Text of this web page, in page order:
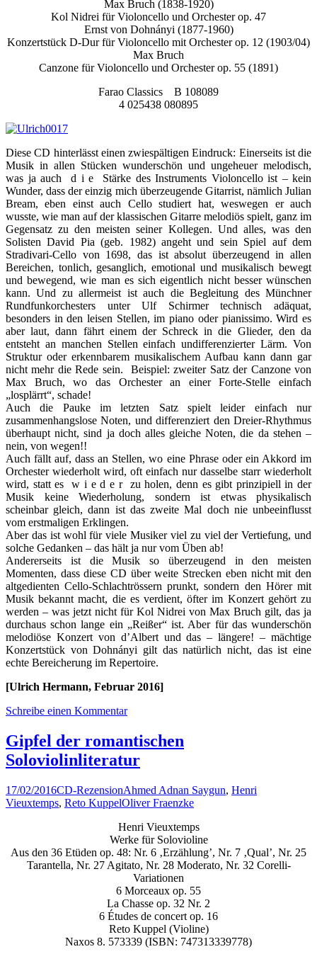
Max Bruch (1838-1920)
Kol Nidrei für Violoncello und Orchester op. 47
Ernst von Dohnányi (1877-1960)
Konzertstück D-Dur für Violoncello mit Orchester op. 12 (1903/04)
Max Bruch
Canzone für Violoncello und Orchester op. 55 (1891)
Farao Classics B 108089
4 025438 080895
Diese CD hinterlässt einen zwiespältigen Eindruck: Einerseits ist die
Musik in allen Stücken wunderschön und ungeheuer melodisch,
was ja auch d i e Stärke des Instruments Violoncello ist – kein
Wunder, dass der einzig mich überzeugende Gitarrist, nämlich Julian
Bream, eben einst auch Cello studiert hat, weswegen er auch
wusste, wie man auf der klassischen Gitarre melodiös spielt, ganz im
Gegensatz zu den meisten seiner Kollegen. Und alles, was den
Solisten David Pia (geb. 1982) angeht und sein Spiel auf dem
Stradivari-Cello von 1698, das ist absolut überzeugend in allen
Bereichen, tonlich, gesanglich, emotional und musikalisch bewegt
und bewegend, wie man es sich eigentlich nicht besser wünschen
kann. Und zu allermeist ist auch die Begleitung des Münchner
Rundfunkorchesters unter Ulf Schirmer technisch adäquat,
besonders in den leisen Stellen, im piano oder pianissimo. Wird es
aber laut, dann fährt einem der Schreck in die Glieder, den da
entsteht an manchen Stellen einfach undifferenzierter Lärm. Von
Struktur oder erkennbarem musikalischem Aufbau kann dann gar
nicht mehr die Rede sein. Beispiel: zweiter Satz der Canzone von
Max Bruch, wo das Orchester an einer Forte-Stelle einfach
„losplärrt“, schade!
Auch die Pauke im letzten Satz spielt leider einfach nur
zusammenhangslose Noten, und differenziert den Dreier-Rhythmus
überhaupt nicht, sind ja doch alles gleiche Noten, die da stehen –
nein, von wegen!!
Auch fällt auf, dass an Stellen, wo eine Phrase oder ein Akkord im
Orchester wiederholt wird, oft einfach nur dasselbe starr wiederholt
wird, statt es w i e d e r zu holen, denn es gibt prinzipiell in der
Musik keine Wiederholung, sondern ist etwas physikalisch
scheinbar gleich, dann ist das zweite Mal doch nie unbeeinflusst
vom erstmaligen Erklingen.
Aber das ist wohl für viele Musiker viel zu viel der Vertiefung, und
solche Gedanken – das hält ja nur vom Üben ab!
Andererseits ist die Musik so überzeugend in den meisten
Momenten, dass diese CD über weite Strecken eben nicht mit den
altgedienten Cello-Schlachtrössern prunkt, sondern den Hörer mit
Musik bekannt macht, die es verdient, öfter im Konzert gehört zu
werden – was jetzt nicht für Kol Nidrei von Max Bruch gilt, das ja
durchaus schon lange ein „Reißer“ ist. Aber für das wunderschön
melodiöse Konzert von d’Albert und das – längere! – mächtige
Konzertstück von Dohnányi gilt das natürlich nicht, das ist eine
echte Bereicherung im Repertoire.
[Ulrich Hermann, Februar 2016]
Schreibe einen Kommentar
Gipfel der romantischen
Soloviolinliteratur
17/02/2016CD-RezensionAhmed Adnan Saygun, Henri
Vieuxtemps, Reto KuppelOliver Fraenzke
Henri Vieuxtemps
Werke für Solovioline
Aus den 36 Etüden op. 48: Nr. 6 ‚Erzählung’, Nr. 7 ‚Qual’, Nr. 25
Tarantella, Nr. 27 Agitato, Nr. 28 Moderato, Nr. 32 Corelli-
Variationen
6 Morceaux op. 55
La Chasse op. 32 Nr. 2
6 Études de concert op. 16
Reto Kuppel (Violine)
Naxos 8. 573339 (ISBN: 747313339778)